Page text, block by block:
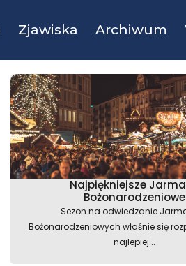
Zjawiska Archiwum
Najpiękniejsze
Bożonarodzeniowe
Sezon na odwiedzanie
Bożonarodzeniowych właśnie się
najlepiej...